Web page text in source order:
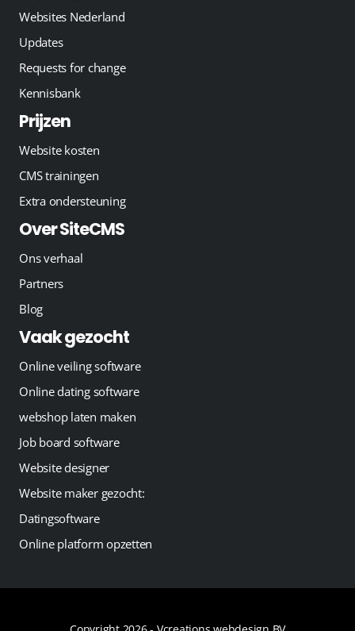
Websites Nederland
Updates
Requests for change
Kennisbank
Prijzen
Website kosten
CMS trainingen
Extra ondersteuning
Over SiteCMS
Ons verhaal
Partners
Blog
Vaak gezocht
Online veiling software
Online dating software
webshop laten maken
Job board software
Website designer
Website maker gezocht:
Datingsoftware
Online platform opzetten